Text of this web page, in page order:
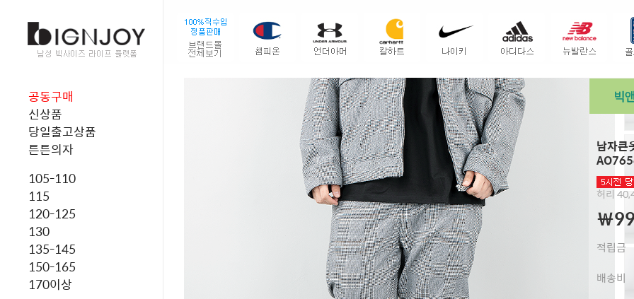
공동구매
신상품
당일출고상품
튼튼의자
105-110
115
120-125
130
135-145
150-165
170이상
남자큰
허리
￦
적립금
배송비